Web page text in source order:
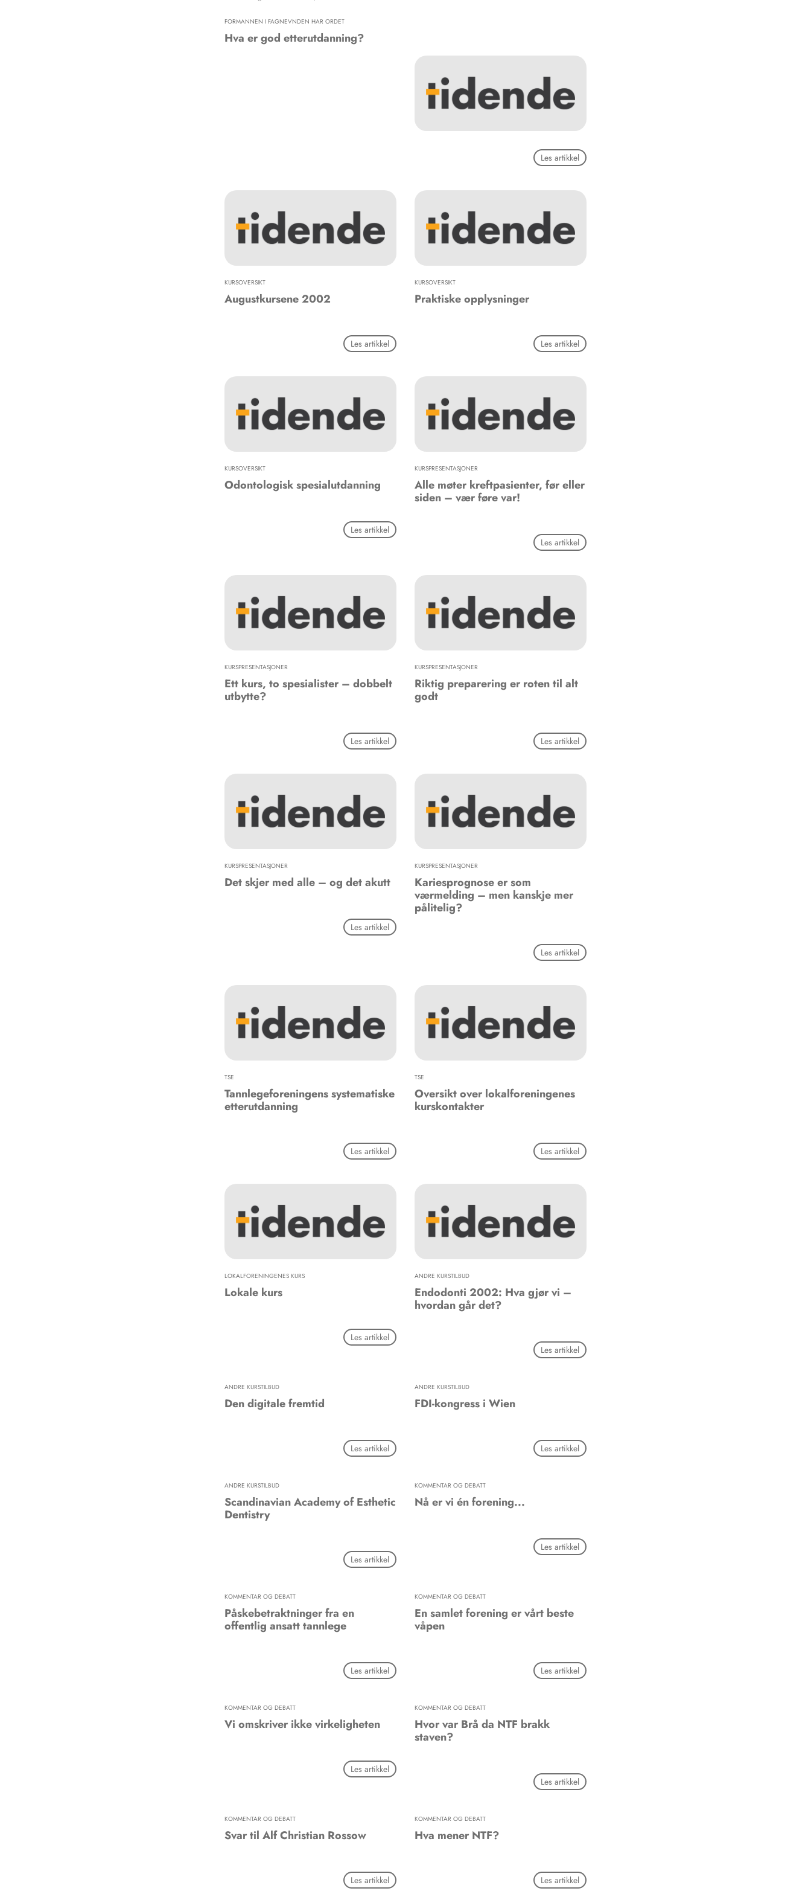
FORMANNEN I FAGNEVNDEN HAR ORDET
Hva er god etterutdanning?
Les artikkel
KURSOVERSIKT
Augustkursene 2002
Les artikkel
KURSOVERSIKT
Praktiske opplysninger
Les artikkel
KURSOVERSIKT
Odontologisk spesialutdanning
Les artikkel
KURSPRESENTASJONER
Alle møter kreftpasienter, før eller
siden – vær føre var!
Les artikkel
KURSPRESENTASJONER
Ett kurs, to spesialister – dobbelt
utbytte?
Les artikkel
KURSPRESENTASJONER
Riktig preparering er roten til alt
godt
Les artikkel
KURSPRESENTASJONER
Det skjer med alle – og det akutt
Les artikkel
KURSPRESENTASJONER
Kariesprognose er som
værmelding – men kanskje mer
pålitelig?
Les artikkel
TSE
Tannlegeforeningens systematiske
etterutdanning
Les artikkel
TSE
Oversikt over lokalforeningenes
kurskontakter
Les artikkel
LOKALFORENINGENES KURS
Lokale kurs
Les artikkel
ANDRE KURSTILBUD
Endodonti 2002: Hva gjør vi –
hvordan går det?
Les artikkel
ANDRE KURSTILBUD
Den digitale fremtid
Les artikkel
ANDRE KURSTILBUD
FDI-kongress i Wien
Les artikkel
ANDRE KURSTILBUD
Scandinavian Academy of Esthetic
Dentistry
Les artikkel
KOMMENTAR OG DEBATT
Nå er vi én forening...
Les artikkel
KOMMENTAR OG DEBATT
Påskebetraktninger fra en
offentlig ansatt tannlege
Les artikkel
KOMMENTAR OG DEBATT
En samlet forening er vårt beste
våpen
Les artikkel
KOMMENTAR OG DEBATT
Vi omskriver ikke virkeligheten
Les artikkel
KOMMENTAR OG DEBATT
Hvor var Brå da NTF brakk
staven?
Les artikkel
KOMMENTAR OG DEBATT
Svar til Alf Christian Rossow
Les artikkel
KOMMENTAR OG DEBATT
Hva mener NTF?
Les artikkel